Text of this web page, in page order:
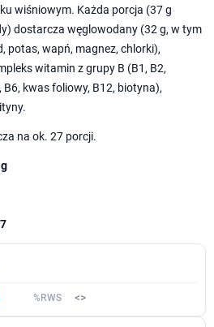
wiśniowym. Każda porcja (37 g
dostarcza węglowodany (32 g, w tym
potas, wapń, magnez, chlorki),
witamin z grupy B (B1, B2,
kwas foliowy, B12, biotyna),
na ok. 27 porcji.
<>